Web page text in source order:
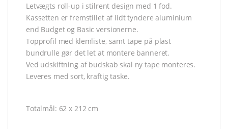
Letvægts roll-up i stilrent design med 1 fod.
Kassetten er fremstillet af lidt tyndere aluminium
end Budget og Basic versionerne.
Topprofil med klemliste, samt tape på plast
bundrulle gør det let at montere banneret.
Ved udskiftning af budskab skal ny tape monteres.
Leveres med sort, kraftig taske.
Totalmål: 62 x 212 cm